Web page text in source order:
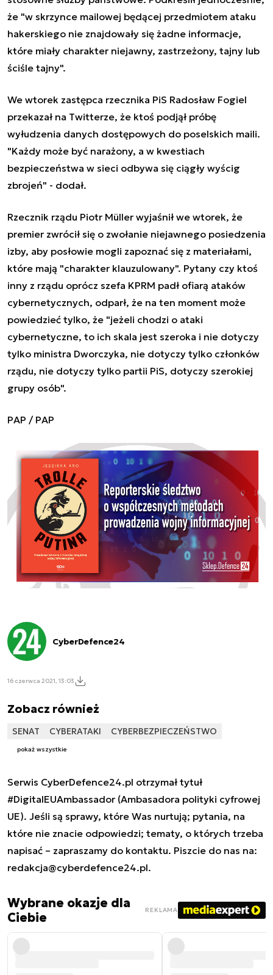
że "w skrzynce mailowej będącej przedmiotem ataku
hakerskiego nie znajdowały się żadne informacje,
które miały charakter niejawny, zastrzeżony, tajny lub
ściśle tajny".
We wtorek zastępca rzecznika PiS Radosław Fogiel
przekazał na Twitterze, że ktoś podjął próbę
wyłudzenia danych dostępowych do poselskich maili.
"Każdy może być narażony, a w kwestiach
bezpieczeństwa w sieci odbywa się ciągły wyścig
zbrojeń" - dodał.
Rzecznik rządu Piotr Müller wyjaśnił we wtorek, że
premier zwrócił się o zwołanie niejawnego posiedzenia
izby, aby posłowie mogli zapoznać się z materiałami,
które mają "charakter klauzulowany". Pytany czy ktoś
inny z rządu oprócz szefa KPRM padł ofiarą ataków
cybernetycznych, odparł, że na ten moment może
powiedzieć tylko, że "jeżeli chodzi o ataki
cybernetyczne, to ich skala jest szeroka i nie dotyczy
tylko ministra Dworczyka, nie dotyczy tylko członków
rządu, nie dotyczy tylko partii PiS, dotyczy szerokiej
grupy osób".
PAP / PAP
CyberDefence24
16 czerwca 2021, 13:03
Zobacz również
SENAT CYBERATAKI CYBERBEZPIECZEŃSTWO
pokaż wszystkie
Serwis CyberDefence24.pl otrzymał tytuł
#DigitalEUAmbassador (Ambasadora polityki cyfrowej
UE). Jeśli są sprawy, które Was nurtują; pytania, na
które nie znacie odpowiedzi; tematy, o których trzeba
napisać – zapraszamy do kontaktu. Piszcie do nas na:
redakcja@cyberdefence24.pl.
Wybrane okazje dla
Ciebie
REKLAMA